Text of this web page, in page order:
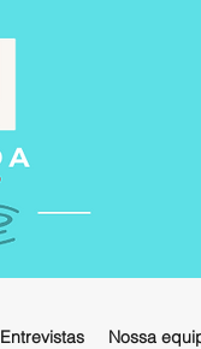
Entrevistas Nossa